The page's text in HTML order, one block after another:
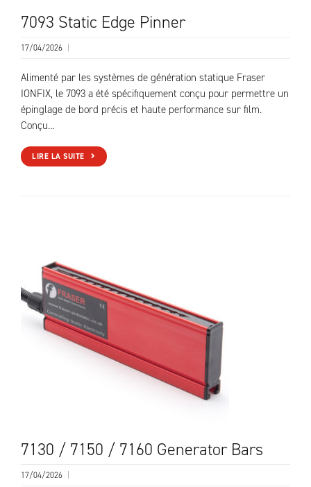
7093 Static Edge Pinner
17/04/2026
Alimenté par les systèmes de génération statique Fraser
IONFIX, le 7093 a été spécifiquement conçu pour permettre un
épinglage de bord précis et haute performance sur film.
Conçu…
LIRE LA SUITE
7130 / 7150 / 7160 Generator Bars
17/04/2026